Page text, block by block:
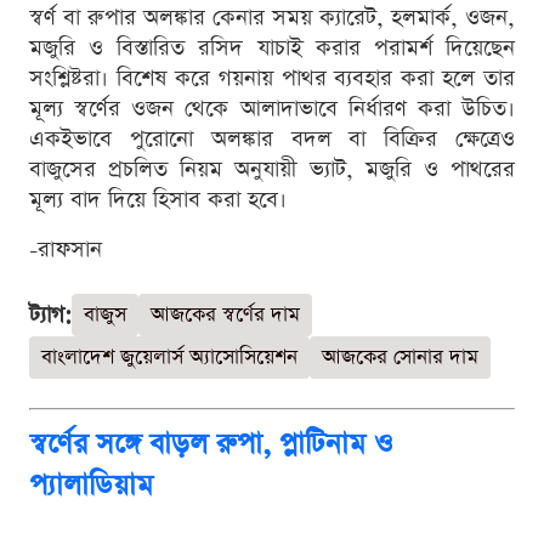
স্বর্ণ বা রুপার অলঙ্কার কেনার সময় ক্যারেট, হলমার্ক, ওজন,
মজুরি ও বিস্তারিত রসিদ যাচাই করার পরামর্শ দিয়েছেন
সংশ্লিষ্টরা। বিশেষ করে গয়নায় পাথর ব্যবহার করা হলে তার
মূল্য স্বর্ণের ওজন থেকে আলাদাভাবে নির্ধারণ করা উচিত।
একইভাবে পুরোনো অলঙ্কার বদল বা বিক্রির ক্ষেত্রেও
বাজুসের প্রচলিত নিয়ম অনুযায়ী ভ্যাট, মজুরি ও পাথরের
মূল্য বাদ দিয়ে হিসাব করা হবে।
-রাফসান
ট্যাগ: বাজুস
আজকের স্বর্ণের দাম
বাংলাদেশ জুয়েলার্স অ্যাসোসিয়েশন
আজকের সোনার দাম
স্বর্ণের সঙ্গে বাড়ল রুপা, প্লাটিনাম ও
প্যালাডিয়াম